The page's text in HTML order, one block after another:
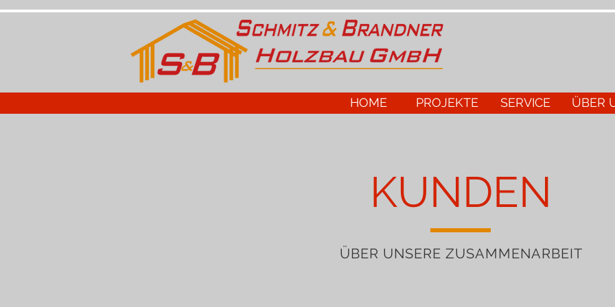
HOME PROJEKTE SERVICE ÜBER
KUNDEN
ÜBER UNSERE ZUSAMMENARBEIT